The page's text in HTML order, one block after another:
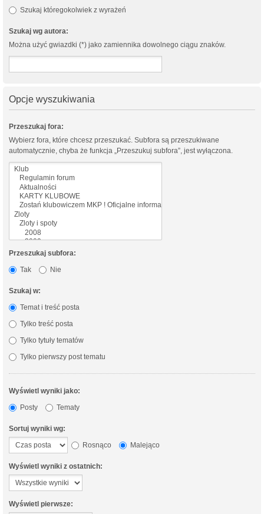
Szukaj któregokolwiek z wyrażeń
Szukaj wg autora:
Można użyć gwiazdki (*) jako zamiennika dowolnego ciągu znaków.
Opcje wyszukiwania
Przeszukaj fora:
Wybierz fora, które chcesz przeszukać. Subfora są przeszukiwane
automatycznie, chyba że funkcja „Przeszukuj subfora”, jest wyłączona.
Przeszukaj subfora:
Tak
Nie
Szukaj w:
Temat i treść posta
Tylko treść posta
Tylko tytuły tematów
Tylko pierwszy post tematu
Wyświetl wyniki jako:
Posty
Tematy
Sortuj wyniki wg:
Rosnąco
Malejąco
Wyświetl wyniki z ostatnich:
Wyświetl pierwsze: